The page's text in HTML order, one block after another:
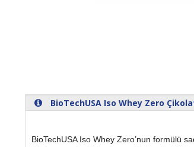
BioTechUSA Iso Whey Zero
BioTechUSA Iso Whey Zero’nun formülü